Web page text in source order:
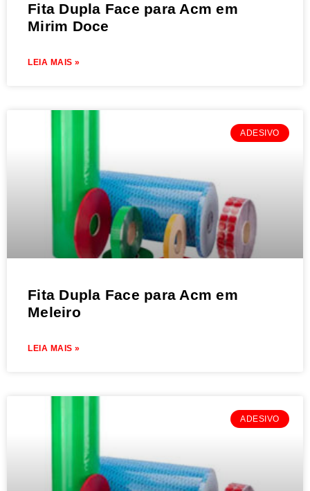
Fita Dupla Face para Acm em
Mirim Doce
LEIA MAIS »
ADESIVO
Fita Dupla Face para Acm em
Meleiro
LEIA MAIS »
ADESIVO